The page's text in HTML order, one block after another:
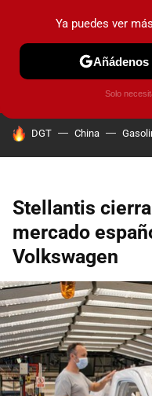
PRUEBAS COCHES
HOY SE HABLA DE
DGT China
Stellantis
mercado
Volkswagen
Ya puedes ver
Solo